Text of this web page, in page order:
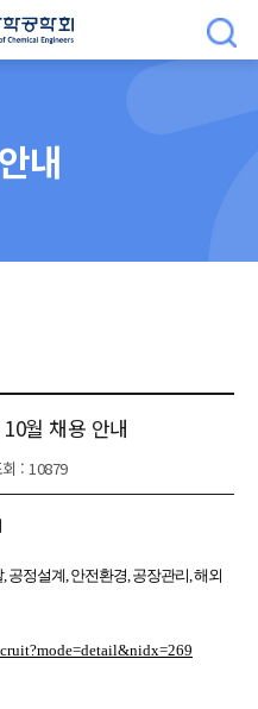
내
월 채용 안내
: 10879